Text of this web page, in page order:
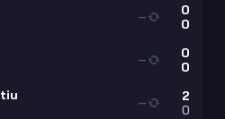
0
0
—
0
0
—
2
0
—